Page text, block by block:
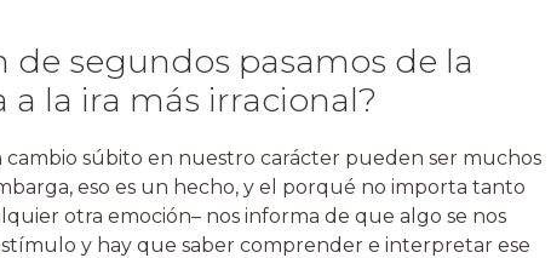
de segundos pasamos de la
la ira más irracional?
cambio súbito en nuestro carácter pueden ser muchos
eso es un hecho, y el porqué no importa tanto
otra emoción– nos informa de que algo se nos
y hay que saber comprender e interpretar ese